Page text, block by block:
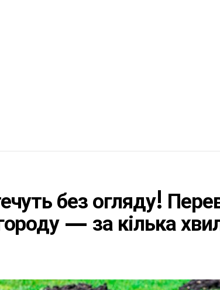
без огляду!
— за кілька